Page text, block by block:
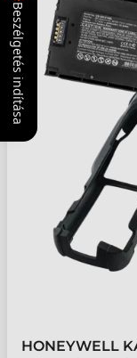
HONEYWELL
Beszélgetés indítása